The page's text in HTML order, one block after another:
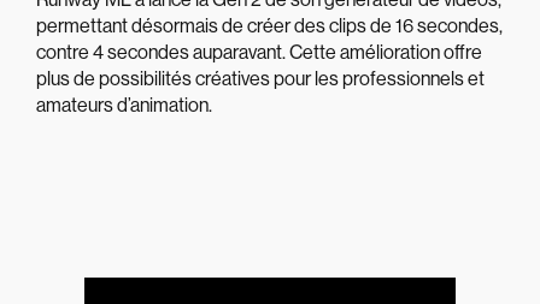
permettant désormais de créer des clips de 16 secondes,
contre 4 secondes auparavant. Cette amélioration offre
plus de possibilités créatives pour les professionnels et
amateurs d’animation.